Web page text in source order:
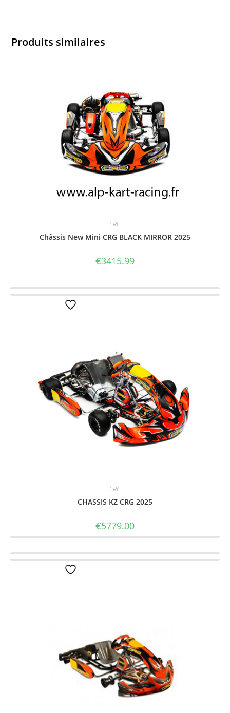
Produits similaires
CRG
Châssis New Mini CRG BLACK MIRROR 2025
€3415.99
CRG
CHASSIS KZ CRG 2025
€5779.00